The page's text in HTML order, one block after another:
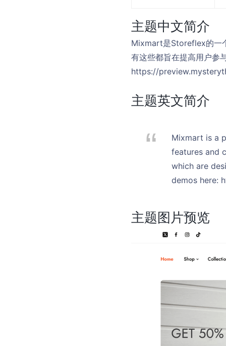
主题中文简介
Mixmart是Storeflex的一
有这些都旨在提高用户参
https://
主题英文简介
Mixmart is a
features and
which are
demos here:
主题图片预览